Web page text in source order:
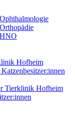
Hofheim
Tierklinik Hofheim